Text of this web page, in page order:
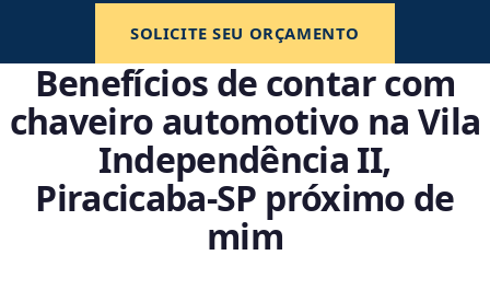
SOLICITE SEU ORÇAMENTO
Benefícios de contar com
chaveiro automotivo na Vila
Independência II,
Piracicaba‑SP próximo de
mim